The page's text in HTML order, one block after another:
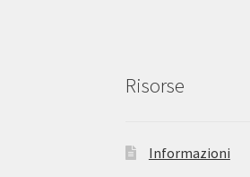
Risorse
Informazioni